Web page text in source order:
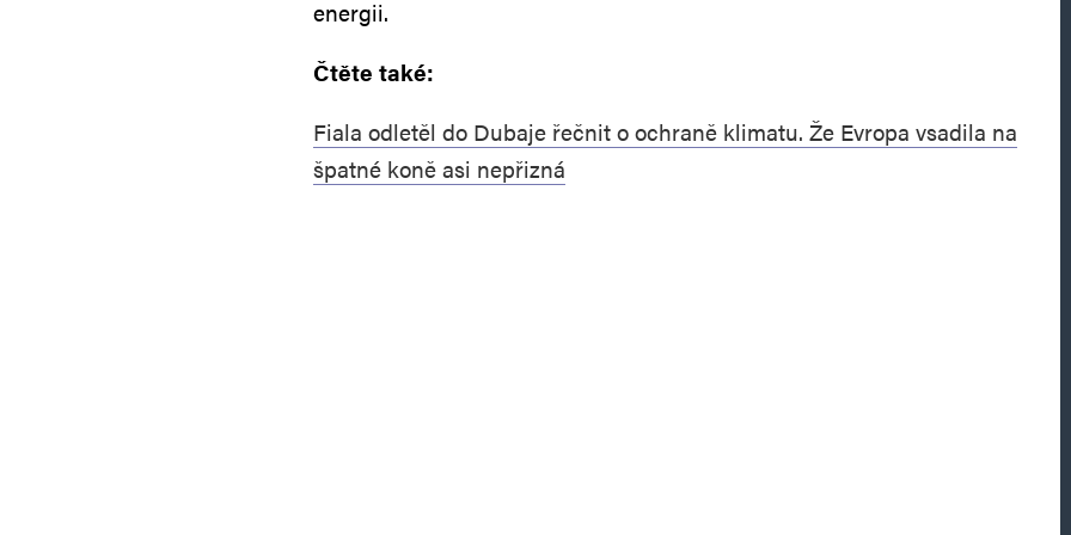
energii.
Čtěte také:
Fiala odletěl do Dubaje řečnit o ochraně klimatu. Že Evropa vsadila na
špatné koně asi nepřizná